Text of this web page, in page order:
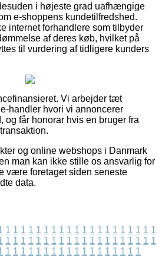
i højeste grad uafhængige
e-shoppens kundetilfredshed.
internet forhandlere som tilbyder
af deres køb, hvilket på
til vurdering af tidligere kunders
Vi arbejder tæt
handler hvori vi annoncerer
og får honorar hvis en bruger fra
og online webshops i Danmark
man kan ikke stille os ansvarlig for
være foretaget siden seneste
data.
1 1 1 1 1 1 1 1 1 1 1 1 1 1 1 1 1 1 1 1
1 1 1 1 1 1 1 1 1 1 1 1 1 1 1 1 1 1 1 1
1 1 1 1 1 1 1 1 1 1 1 1 1 1 1 1 1 1